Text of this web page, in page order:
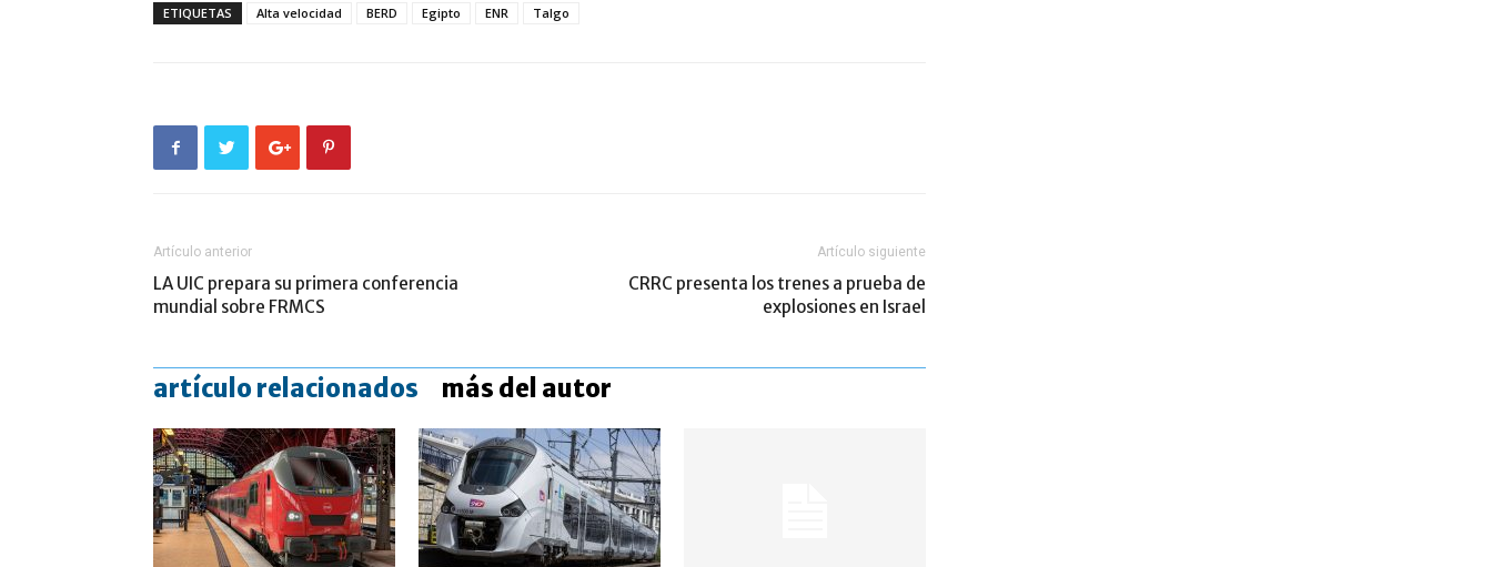
ETIQUETAS Alta velocidad BERD Egipto ENR Talgo
Artículo anterior
LA UIC prepara su primera conferencia
mundial sobre FRMCS
Artículo siguiente
CRRC presenta los trenes a prueba de
explosiones en Israel
artículo relacionados más del autor